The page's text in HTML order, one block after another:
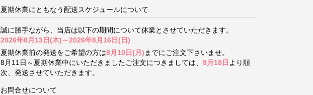
夏期休業にともなう配送スケジュールについて
誠に勝手ながら、当店は以下の期間について休業とさせていただきます。
2026年8月13日(木)～2026年8月16日(日)
夏期休業前の発送をご希望の方は8月10日(月)までにご注文下さいませ。
8月11日～夏期休業中にいただきましたご注文につきましては、 8月18日 より順
次、発送させていただきます。
お問合せについて